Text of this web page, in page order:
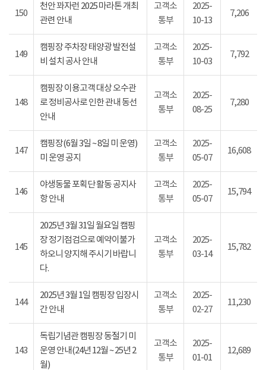
150
천안 꽈자런 2025 마라톤 개최
관련 안내
고객소
통부
2025-
10-13
7,206
149
캠핑장 주차장 태양광 발전설
비 설치 공사 안내
고객소
통부
2025-
10-03
7,792
148
캠핑장 이용고객 대상 오수관
로 정비공사로 인한 관내 동선
안내
고객소
통부
2025-
08-25
7,280
147
캠핑장(6월 3일 ~ 8일 미 운영)
미 운영 공지
고객소
통부
2025-
05-07
16,608
146
야생동물 포획단 활동 공지사
항 안내
고객소
통부
2025-
05-07
15,794
145
2025년 3월 31일 월요일 캠핑
장 정기점검으로 예약이불가
하오니 양지해 주시기 바랍니
다.
고객소
통부
2025-
03-14
15,782
144
2025년 3월 1일 캠핑장 입장시
간 안내
고객소
통부
2025-
02-27
11,230
143
독립기념관 캠핑장 동절기 미
운영 안내(24년 12월 ~ 25년 2
월)
고객소
통부
2025-
01-01
12,689